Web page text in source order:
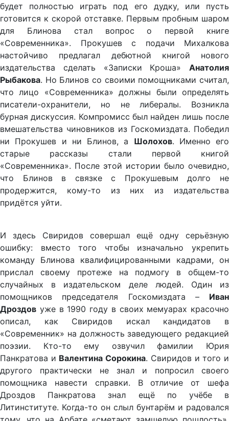
будет полностью играть под его дудку, или пусть
готовится к скорой отставке. Первым пробным шаром
для Блинова стал вопрос о первой книге
«Современника». Прокушев с подачи Михалкова
настойчиво предлагал дебютной книгой нового
издательства сделать «Записки Кроша» Анатолия
Рыбакова. Но Блинов со своими помощниками считал,
что лицо «Современника» должны были определять
писатели-охранители, но не либералы. Возникла
бурная дискуссия. Компромисс был найден лишь после
вмешательства чиновников из Госкомиздата. Победил
ни Прокушев и ни Блинов, а Шолохов. Именно его
старые рассказы стали первой книгой
«Современника». После этой истории было очевидно,
что Блинов в связке с Прокушевым долго не
продержится, кому-то из них из издательства
придётся уйти.
И здесь Свиридов совершал ещё одну серьёзную
ошибку: вместо того чтобы изначально укрепить
команду Блинова квалифицированными кадрами, он
прислал своему протеже на подмогу в общем-то
случайных в издательском деле людей. Один из
помощников председателя Госкомиздата – Иван
Дроздов уже в 1990 году в своих мемуарах красочно
описал, как Свиридов искал кандидатов в
«Современник» на должность заведующего редакцией
поэзии. Кто-то ему озвучил фамилии Юрия
Панкратова и Валентина Сорокина. Свиридов и того и
другого практически не знал и попросил своего
помощника навести справки. В отличие от шефа
Дроздов Панкратова знал ещё по учёбе в
Литинституте. Когда-то он слыл бунтарём и радовался